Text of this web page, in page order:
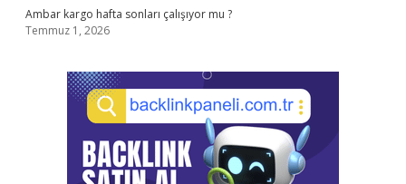
Ambar kargo hafta sonları çalışıyor mu ?
Temmuz 1, 2026